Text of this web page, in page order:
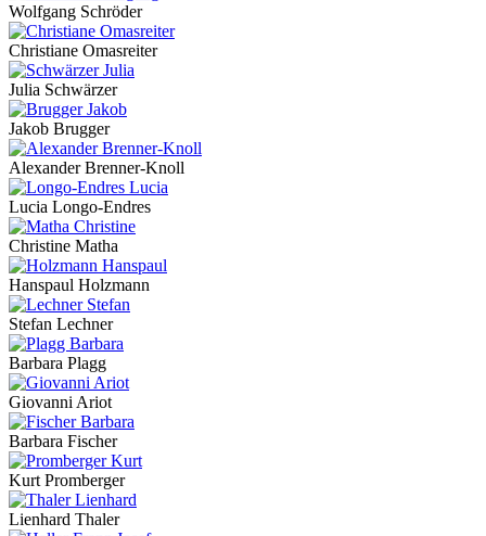
Wolfgang Schröder
Christiane Omasreiter
Julia Schwärzer
Jakob Brugger
Alexander Brenner-Knoll
Lucia Longo-Endres
Christine Matha
Hanspaul Holzmann
Stefan Lechner
Barbara Plagg
Giovanni Ariot
Barbara Fischer
Kurt Promberger
Lienhard Thaler